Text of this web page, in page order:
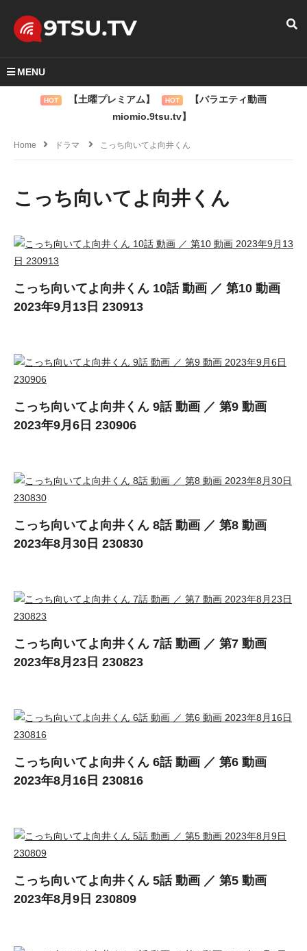
MENU
HOT 【土曜プレミアム】 HOT
【バラエティ動画
miomio.9tsu.tv】
Home ドラマ こっち向いてよ向井くん
こっち向いてよ向井くん
こっち向いてよ向井くん 10話 動画 ／ 第10 動画
2023年9月13日 230913
こっち向いてよ向井くん 9話 動画 ／ 第9 動画
2023年9月6日 230906
こっち向いてよ向井くん 8話 動画 ／ 第8 動画
2023年8月30日 230830
こっち向いてよ向井くん 7話 動画 ／ 第7 動画
2023年8月23日 230823
こっち向いてよ向井くん 6話 動画 ／ 第6 動画
2023年8月16日 230816
こっち向いてよ向井くん 5話 動画 ／ 第5 動画
2023年8月9日 230809